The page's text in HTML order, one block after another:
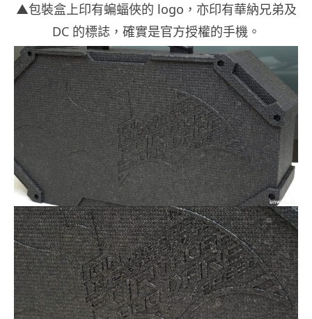
▲包裝盒上印有蝙蝠俠的 logo，亦印有華納兄弟及
DC 的標誌，確實是官方授權的手機。